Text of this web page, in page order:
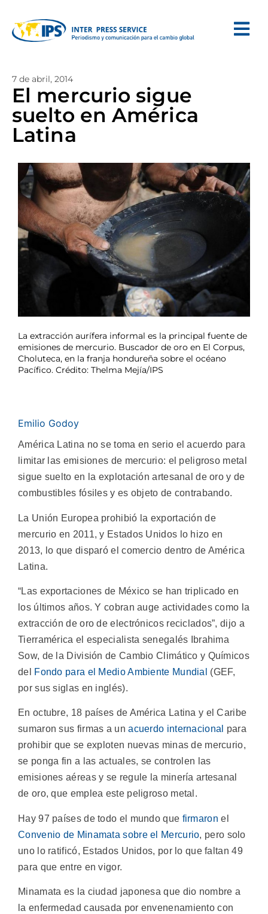
7 de abril, 2014
El mercurio sigue
suelto en América
Latina
La extracción aurífera informal es la principal fuente de
emisiones de mercurio. Buscador de oro en El Corpus,
Choluteca, en la franja hondureña sobre el océano
Pacífico. Crédito: Thelma Mejía/IPS
Emilio Godoy
América Latina no se toma en serio el acuerdo para
limitar las emisiones de mercurio: el peligroso metal
sigue suelto en la explotación artesanal de oro y de
combustibles fósiles y es objeto de contrabando.
La Unión Europea prohibió la exportación de
mercurio en 2011, y Estados Unidos lo hizo en
2013, lo que disparó el comercio dentro de América
Latina.
“Las exportaciones de México se han triplicado en
los últimos años. Y cobran auge actividades como la
extracción de oro de electrónicos reciclados”, dijo a
Tierramérica el especialista senegalés Ibrahima
Sow, de la División de Cambio Climático y Químicos
del
Fondo para el Medio Ambiente Mundial
(GEF,
por sus siglas en inglés).
En octubre, 18 países de América Latina y el Caribe
sumaron sus firmas a unacuerdo internacional
para
prohibir que se exploten nuevas minas de mercurio,
se ponga fin a las actuales, se controlen las
emisiones aéreas y se regule la minería artesanal
de oro, que emplea este peligroso metal.
Hay 97 países de todo el mundo que firmaron el
Convenio de Minamata sobre el Mercurio, pero solo
uno lo ratificó, Estados Unidos, por lo que faltan 49
para que entre en vigor.
Minamata es la ciudad japonesa que dio nombre a
la enfermedad causada por envenenamiento con